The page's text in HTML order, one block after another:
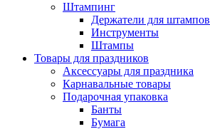
Штампинг
Держатели для штампов
Инструменты
Штампы
Товары для праздников
Аксессуары для праздника
Карнавальные товары
Подарочная упаковка
Банты
Бумага